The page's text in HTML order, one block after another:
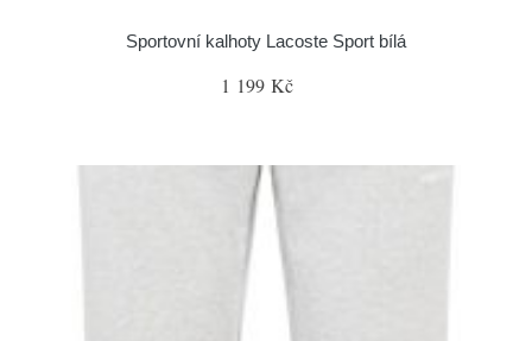
Sportovní kalhoty Lacoste Sport bílá
1 199 Kč